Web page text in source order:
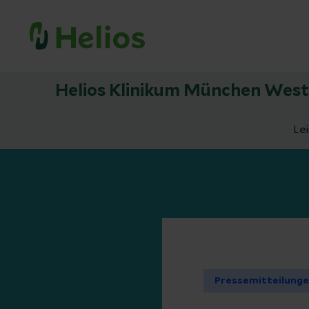
Helios Klinikum München West